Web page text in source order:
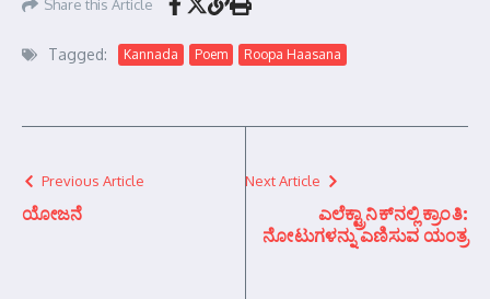
Share this Article
Tagged: Kannada Poem Roopa Haasana
Previous Article
ಯೋಜನೆ
Next Article
ಎಲೆಕ್ಟ್ರಾನಿಕ್‌ನಲ್ಲಿ ಕ್ರಾಂತಿ:
ನೋಟುಗಳನ್ನು ಎಣಿಸುವ ಯಂತ್ರ